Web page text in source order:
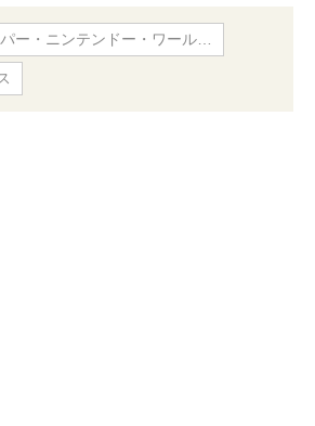
ー・ニンテンドー・ワール…